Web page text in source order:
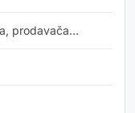
prodavača…